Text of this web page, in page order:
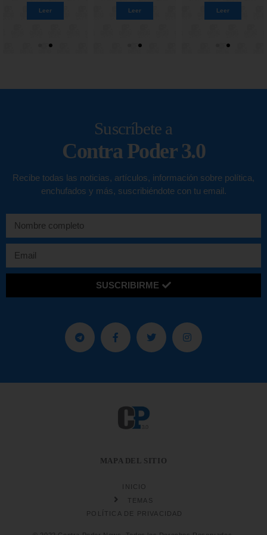
Leer
Leer Leer
Leer Leer
Suscríbete a
Contra Poder 3.0
Recibe todas las noticias, artículos, información sobre política,
enchufados y más, suscribiéndote con tu email.
SUSCRIBIRME
MAPA DEL SITIO
INICIO
TEMAS
POLÍTICA DE PRIVACIDAD